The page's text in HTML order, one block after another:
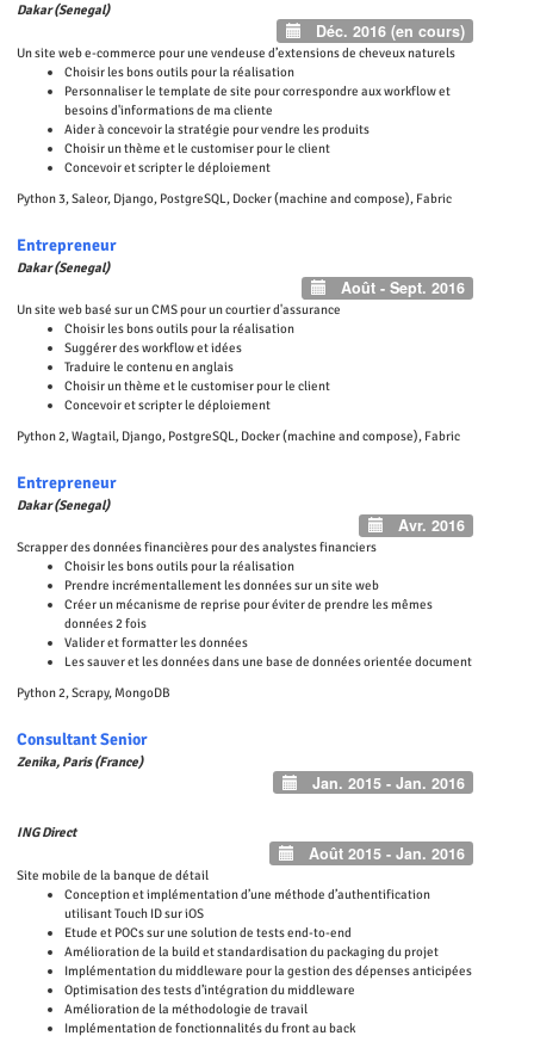
Dakar (Senegal)
Déc. 2016 (en cours)
Un site web e-commerce pour une vendeuse d’extensions de cheveux naturels
Choisir les bons outils pour la réalisation
Personnaliser le template de site pour correspondre aux workflow et
besoins d'informations de ma cliente
Aider à concevoir la stratégie pour vendre les produits
Choisir un thème et le customiser pour le client
Concevoir et scripter le déploiement
Python 3, Saleor, Django, PostgreSQL, Docker (machine and compose), Fabric
Entrepreneur
Dakar (Senegal)
Août - Sept. 2016
Un site web basé sur un CMS pour un courtier d'assurance
Choisir les bons outils pour la réalisation
Suggérer des workflow et idées
Traduire le contenu en anglais
Choisir un thème et le customiser pour le client
Concevoir et scripter le déploiement
Python 2, Wagtail, Django, PostgreSQL, Docker (machine and compose), Fabric
Entrepreneur
Dakar (Senegal)
Avr. 2016
Scrapper des données financières pour des analystes financiers
Choisir les bons outils pour la réalisation
Prendre incrémentallement les données sur un site web
Créer un mécanisme de reprise pour éviter de prendre les mêmes
données 2 fois
Valider et formatter les données
Les sauver et les données dans une base de données orientée document
Python 2, Scrapy, MongoDB
Consultant Senior
Zenika, Paris (France)
Jan. 2015 - Jan. 2016
ING Direct
Août 2015 - Jan. 2016
Site mobile de la banque de détail
Conception et implémentation d’une méthode d’authentification
utilisant Touch ID sur iOS
Etude et POCs sur une solution de tests end-to-end
Amélioration de la build et standardisation du packaging du projet
Implémentation du middleware pour la gestion des dépenses anticipées
Optimisation des tests d’intégration du middleware
Amélioration de la méthodologie de travail
Implémentation de fonctionnalités du front au back